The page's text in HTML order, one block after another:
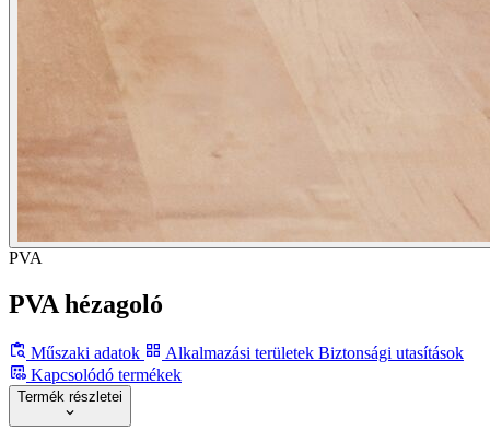
PVA
PVA hézagoló
Műszaki adatok Alkalmazási területek Biztonsági utasítások
Kapcsolódó termékek
Termék részletei